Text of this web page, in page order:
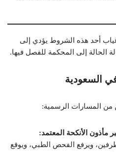
أحد هذه الشروط يؤدي إلى
الحالة إلى المحكمة للفصل فيها.
السعودية
من المسارات الرسمية:
مأذون الأنكحة المعتمد:
ويرفع الفحص الطبي، ويوقع